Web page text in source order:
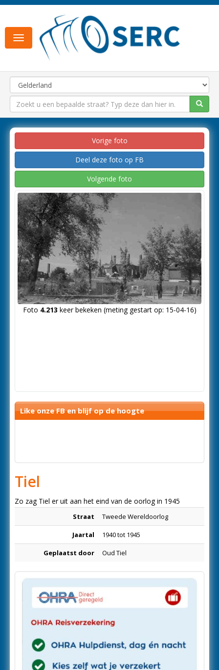
Toggle
navigation
Vorige foto
Deel deze foto op FB
Volgende foto
Foto 4.213 keer bekeken (meting gestart op: 15-04-16)
Like onze FB en blijf op de hoogte
Tiel
Zo zag Tiel er uit aan het eind van de oorlog in 1945
Straat Tweede Wereldoorlog
Jaartal 1940 tot 1945
Geplaatst door Oud Tiel